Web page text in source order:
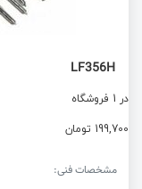
LF356H
در 1 فروشگاه
199,700 تومان
مشخصات فنی: